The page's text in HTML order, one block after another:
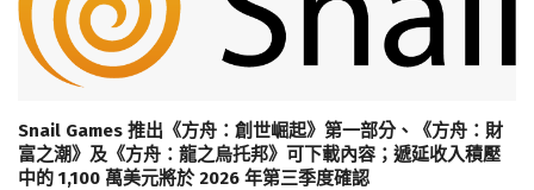
Snail Games 推出《方舟：創世崛起》第一部分、《方舟：財
富之潮》及《方舟：龍之烏托邦》可下載內容；遞延收入積壓
中的 1,100 萬美元將於 2026 年第三季度確認